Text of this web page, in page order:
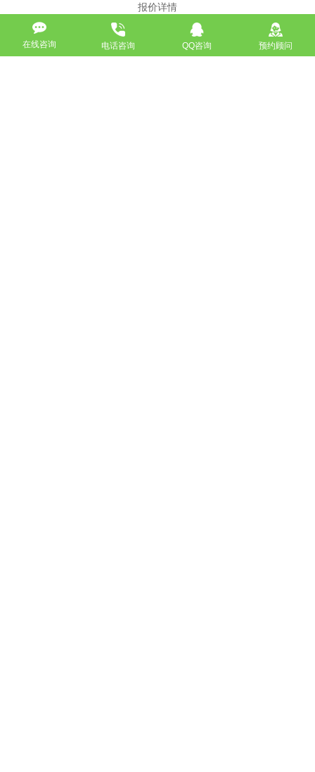
报价详情
服务热线
18911184380
在线咨询 电话咨询 QQ咨询 预约顾问